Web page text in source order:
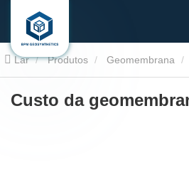
Lar Produtos Geomembrana
Custódia por Pead
Custo da